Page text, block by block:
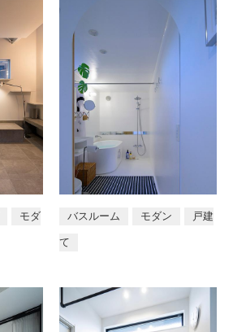
モダ バスルーム モダン 戸建
て